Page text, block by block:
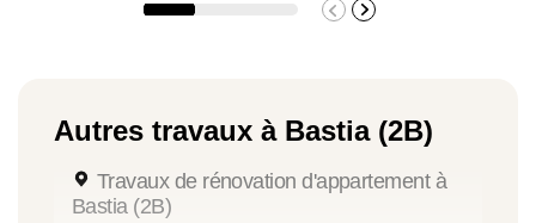
Autres travaux à Bastia (2B)
Travaux de rénovation d'appartement à
Bastia (2B)